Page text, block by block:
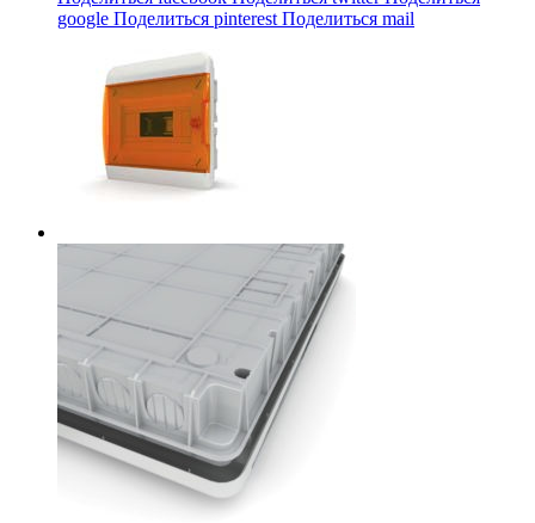
google Поделиться pinterest Поделиться mail